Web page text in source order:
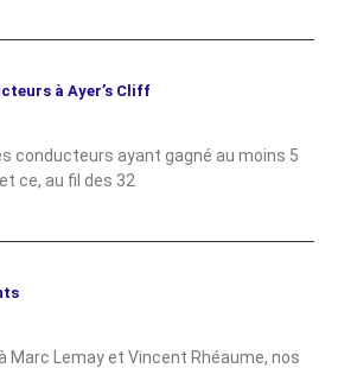
à Ayer’s Cliff
conducteurs ayant gagné au moins 5
ce, au fil des 32
Marc Lemay et Vincent Rhéaume, nos